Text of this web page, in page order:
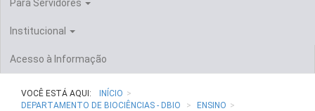
Para Servidores
Institucional
Acesso à Informação
VOCÊ ESTÁ AQUI:
INÍCIO
DEPARTAMENTO DE BIOCIÊNCIAS - DBIO
ENSINO